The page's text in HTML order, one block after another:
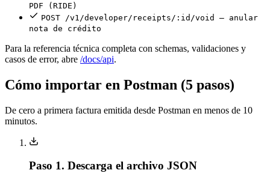
PDF (RIDE)
POST /v1/developer/receipts/:id/void — anular
nota de crédito
Para la referencia técnica completa con schemas, validaciones y
casos de error, abre /docs/api.
Cómo importar en Postman (5 pasos)
De cero a primera factura emitida desde Postman en menos de 10
minutos.
Paso 1. Descarga el archivo JSON